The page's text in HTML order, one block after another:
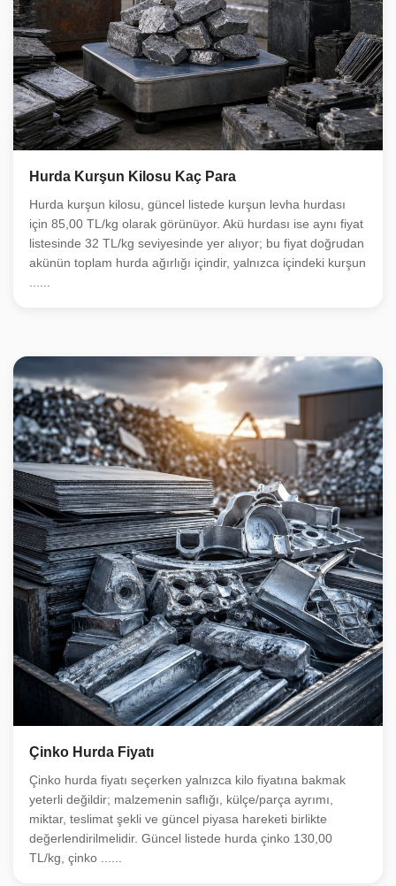
Hurda Kurşun Kilosu Kaç Para
Hurda kurşun kilosu, güncel listede kurşun levha hurdası
için 85,00 TL/kg olarak görünüyor. Akü hurdası ise aynı fiyat
listesinde 32 TL/kg seviyesinde yer alıyor; bu fiyat doğrudan
akünün toplam hurda ağırlığı içindir, yalnızca içindeki kurşun
......
Çinko Hurda Fiyatı
Çinko hurda fiyatı seçerken yalnızca kilo fiyatına bakmak
yeterli değildir; malzemenin saflığı, külçe/parça ayrımı,
miktar, teslimat şekli ve güncel piyasa hareketi birlikte
değerlendirilmelidir. Güncel listede hurda çinko 130,00
TL/kg, çinko ......